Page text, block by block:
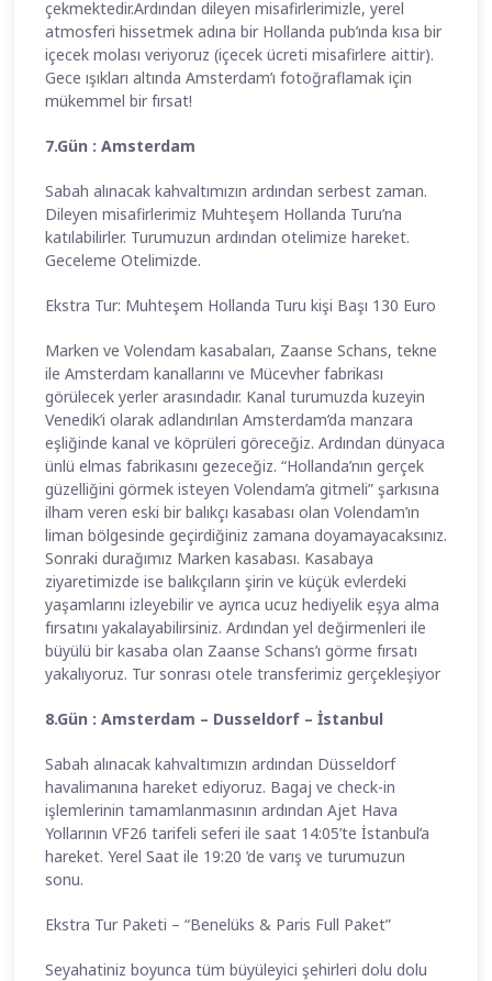
çekmektedir.Ardından dileyen misafirlerimizle, yerel
atmosferi hissetmek adına bir Hollanda pub’ında kısa bir
içecek molası veriyoruz (içecek ücreti misafirlere aittir).
Gece ışıkları altında Amsterdam’ı fotoğraflamak için
mükemmel bir fırsat!
7.Gün : Amsterdam
Sabah alınacak kahvaltımızın ardından serbest zaman.
Dileyen misafirlerimiz Muhteşem Hollanda Turu’na
katılabilirler. Turumuzun ardından otelimize hareket.
Geceleme Otelimizde.
Ekstra Tur: Muhteşem Hollanda Turu kişi Başı 130 Euro
Marken ve Volendam kasabaları, Zaanse Schans, tekne
ile Amsterdam kanallarını ve Mücevher fabrikası
görülecek yerler arasındadır. Kanal turumuzda kuzeyin
Venedik’i olarak adlandırılan Amsterdam’da manzara
eşliğinde kanal ve köprüleri göreceğiz. Ardından dünyaca
ünlü elmas fabrikasını gezeceğiz. “Hollanda’nın gerçek
güzelliğini görmek isteyen Volendam’a gitmeli” şarkısına
ilham veren eski bir balıkçı kasabası olan Volendam’ın
liman bölgesinde geçirdiğiniz zamana doyamayacaksınız.
Sonraki durağımız Marken kasabası. Kasabaya
ziyaretimizde ise balıkçıların şirin ve küçük evlerdeki
yaşamlarını izleyebilir ve ayrıca ucuz hediyelik eşya alma
fırsatını yakalayabilirsiniz. Ardından yel değirmenleri ile
büyülü bir kasaba olan Zaanse Schans’ı görme fırsatı
yakalıyoruz. Tur sonrası otele transferimiz gerçekleşiyor
8.Gün : Amsterdam – Dusseldorf – İstanbul
Sabah alınacak kahvaltımızın ardından Düsseldorf
havalimanına hareket ediyoruz. Bagaj ve check-in
işlemlerinin tamamlanmasının ardından Ajet Hava
Yollarının VF26 tarifeli seferi ile saat 14:05’te İstanbul’a
hareket. Yerel Saat ile 19:20 ’de varış ve turumuzun
sonu.
Ekstra Tur Paketi – “Benelüks & Paris Full Paket”
Seyahatiniz boyunca tüm büyüleyici şehirleri dolu dolu